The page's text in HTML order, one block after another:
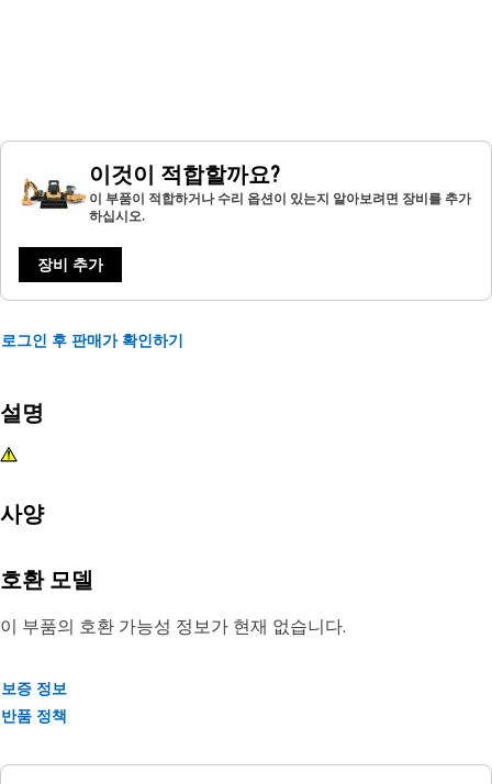
이것이 적합할까요?
이 부품이 적합하거나 수리 옵션이 있는지 알아보려면 장비를 추가
하십시오.
장비 추가
로그인 후 판매가 확인하기
설명
사양
호환 모델
이 부품의 호환 가능성 정보가 현재 없습니다.
보증 정보
반품 정책